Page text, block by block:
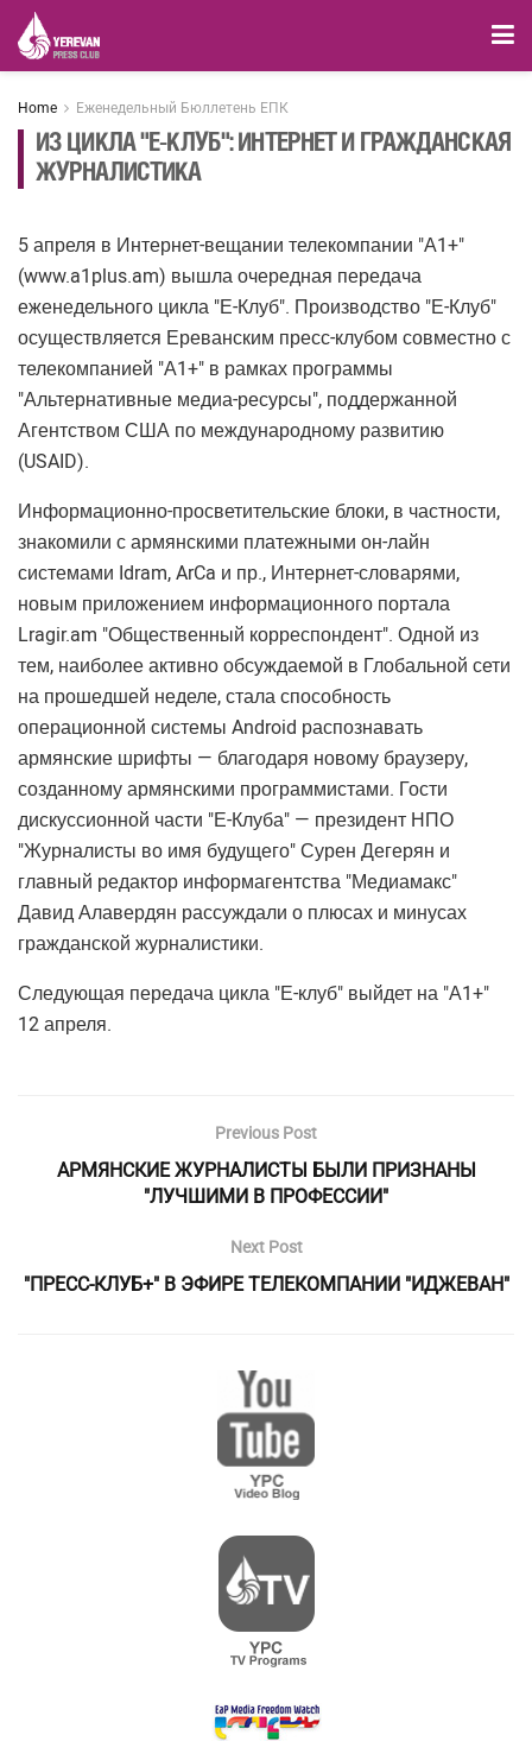
Home Еженедельный Бюллетень ЕПК
ИЗ ЦИКЛА "Е-КЛУБ": ИНТЕРНЕТ И ГРАЖДАНСКАЯ
ЖУРНАЛИСТИКА
5 апреля в Интернет-вещании телекомпании "А1+"
(www.a1plus.am) вышла очередная передача
еженедельного цикла "Е-Клуб". Производство "Е-Клуб"
осуществляется Ереванским пресс-клубом совместно с
телекомпанией "А1+" в рамках программы
"Альтернативные медиа-ресурсы", поддержанной
Агентством США по международному развитию
(USAID).
Информационно-просветительские блоки, в частности,
знакомили с армянскими платежными он-лайн
системами Idram, ArCa и пр., Интернет-словарями,
новым приложением информационного портала
Lragir.am "Общественный корреспондент". Одной из
тем, наиболее активно обсуждаемой в Глобальной сети
на прошедшей неделе, стала способность
операционной системы Android распознавать
армянские шрифты — благодаря новому браузеру,
созданному армянскими программистами. Гости
дискуссионной части "Е-Клуба" — президент НПО
"Журналисты во имя будущего" Сурен Дегерян и
главный редактор информагентства "Медиамакс"
Давид Алавердян рассуждали о плюсах и минусах
гражданской журналистики.
Следующая передача цикла "Е-клуб" выйдет на "А1+"
12 апреля.
Previous Post
АРМЯНСКИЕ ЖУРНАЛИСТЫ БЫЛИ ПРИЗНАНЫ
"ЛУЧШИМИ В ПРОФЕССИИ"
Next Post
"ПРЕСС-КЛУБ+" В ЭФИРЕ ТЕЛЕКОМПАНИИ "ИДЖЕВАН"